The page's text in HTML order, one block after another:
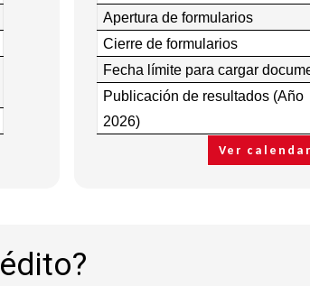
Apertura de formularios
Cierre de formularios
Fecha límite para cargar
Publicación de resultados (Año
2026)
Ver